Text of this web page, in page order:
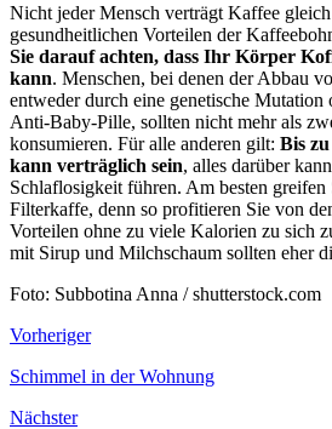
Nicht jeder Mensch verträgt Kaffee
gesundheitlichen Vorteilen der
Sie darauf achten, dass Ihr Körper
kann. Menschen, bei denen der Abbau
entweder durch eine genetische Mutation
Anti-Baby-Pille, sollten nicht mehr als
konsumieren. Für alle anderen gilt: Bis
kann verträglich sein, alles darüber
Schlaflosigkeit führen. Am besten greifen
Filterkaffe, denn so profitieren Sie von
Vorteilen ohne zu viele Kalorien zu sich
mit Sirup und Milchschaum sollten eher
Foto: Subbotina Anna / shutterstock.com
Vorheriger
Schimmel in der Wohnung
Nächster